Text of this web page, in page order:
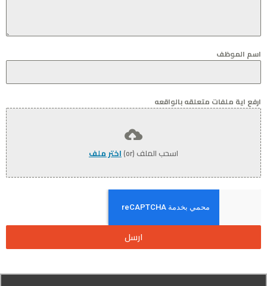
اسم الموظف
ارفع اية ملفات متعلقه بالواقعه
اسحب الملف (or) اختر ملف
ارسل